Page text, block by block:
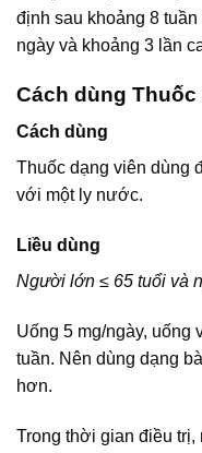
định sau khoảng 8
ngày và khoảng 3 lần
Cách dùng Thuốc
Cách dùng
Thuốc dạng viên dùng
với một ly nước.
Liều dùng
Người lớn ≤ 65 tuổi và
Uống 5 mg/ngày, uống
tuần. Nên dùng dạng
hơn.
Trong thời gian điều trị,